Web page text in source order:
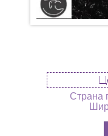
Страна